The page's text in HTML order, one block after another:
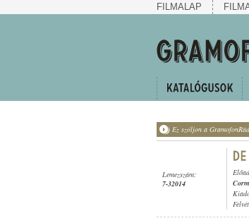
FILMALAP
Ez szóljon a
Lemezszám:
7-32014